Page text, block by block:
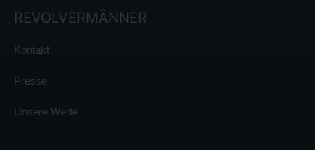
REVOLVERMÄNNER
Kontakt
Presse
Unsere Werte